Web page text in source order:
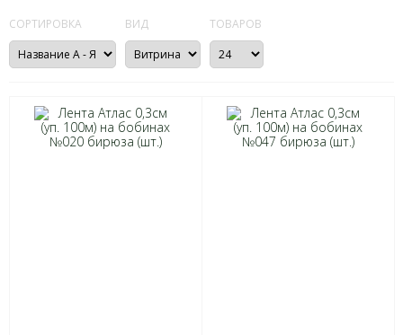
СОРТИРОВКА ВИД ТОВАРОВ